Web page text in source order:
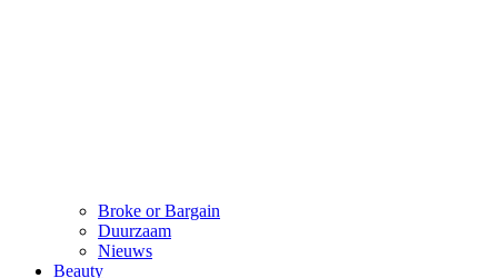
Broke or Bargain
Duurzaam
Nieuws
Beauty